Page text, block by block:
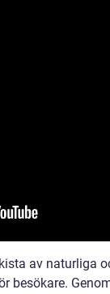
av naturliga
besökare.